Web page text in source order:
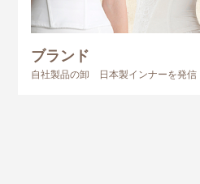
ブランド
自社製品の卸 日本製インナーを発信